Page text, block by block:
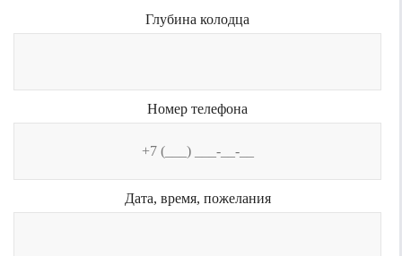
Глубина колодца
Номер телефона
Дата, время, пожелания